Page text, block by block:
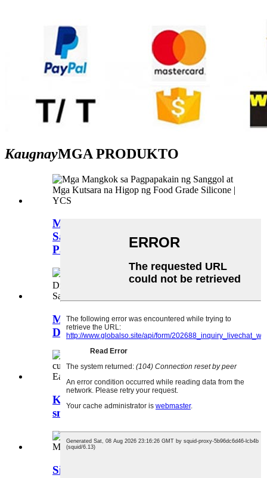
KaugnayMGA PRODUKTO
Mga Mangkok sa Pagpapakain ng
Sanggol at Mga Kutsara na Higop ng
Pagkain Grad...
Maliit na Silicone Cup, Baby Silicone
Drinking Cup...
Kalabasang hugis silicone 2-in-1
snack straw cup ...
Silicone Bowl Para sa Mga Bata,